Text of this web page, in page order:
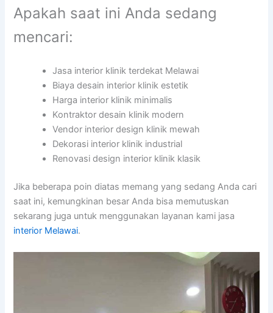
Apakah saat ini Anda sedang
mencari:
Jasa interior klinik terdekat Melawai
Biaya desain interior klinik estetik
Harga interior klinik minimalis
Kontraktor desain klinik modern
Vendor interior design klinik mewah
Dekorasi interior klinik industrial
Renovasi design interior klinik klasik
Jika beberapa poin diatas memang yang sedang Anda cari
saat ini, kemungkinan besar Anda bisa memutuskan
sekarang juga untuk menggunakan layanan kami jasa
interior Melawai.